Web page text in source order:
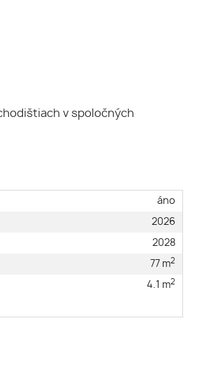
v spoločných
áno
2026
2028
77 m2
4.1 m2